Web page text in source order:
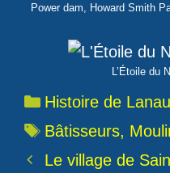
Power dam, Howard Smith
L’Étoile du
Catégories
Histoire de
Étiquettes
Bâtisseurs,
Le village de